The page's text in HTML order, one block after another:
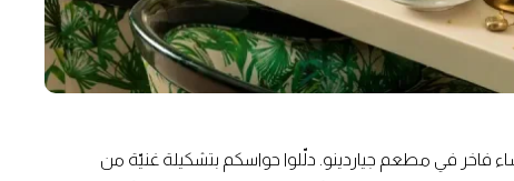
فاخر في مطعم جياردينو. دلّلوا حواسكم بتشكيلة غنيّة من